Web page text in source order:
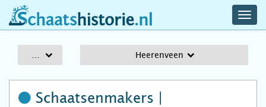
schaatshistorie.nl
Heerenveen
Schaatsenmakers |